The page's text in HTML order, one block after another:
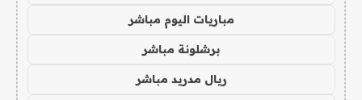
مباريات اليوم مباشر
برشلونة مباشر
ريال مدريد مباشر